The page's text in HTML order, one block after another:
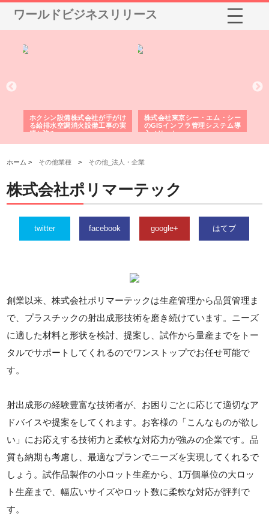
ワールドビジネスリリース
ホクシン設備株式会社が手がけ
る給排水空調消火設備工事の実
績と強み
株式会社東京シー・エム・シー
のGISインフラ管理システム導
入メリット
ホーム > その他業種 > その他_法人・企業
株式会社ポリマーテック
twitter facebook google+ はてブ
創業以来、株式会社ポリマーテックは生産管理から品質管理ま
で、プラスチックの射出成形技術を磨き続けています。ニーズ
に適した材料と形状を検討、提案し、試作から量産までをトー
タルでサポートしてくれるのでワンストップでお任せ可能で
す。
射出成形の経験豊富な技術者が、お困りごとに応じて適切なア
ドバイスや提案をしてくれます。お客様の「こんなものが欲し
い」にお応えする技術力と柔軟な対応力が強みの企業です。品
質も納期も考慮し、最適なプランでニーズを実現してくれるで
しょう。試作品製作の小ロット生産から、1万個単位の大ロッ
ト生産まで、幅広いサイズやロット数に柔軟な対応が評判で
す。